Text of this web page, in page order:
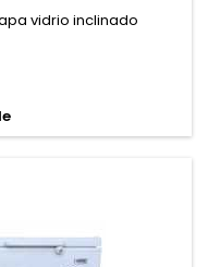
vidrio inclinado